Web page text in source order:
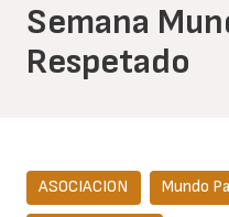
Semana
Respetado
ASOCIACION Mundo